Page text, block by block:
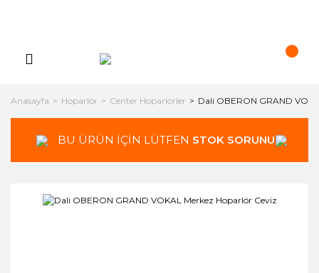
Anasayfa Hoparlör Center Hoparlörler Dali OBERON GRAND
BU ÜRÜN İÇİN LÜTFEN STOK SORUNUZ